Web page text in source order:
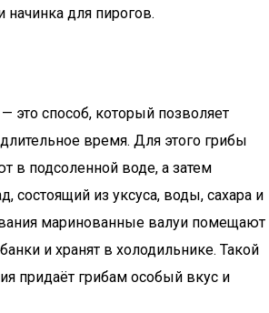
начинка для пирогов.
это способ, который позволяет
время. Для этого грибы
в подсоленной воде, а затем
состоящий из уксуса, воды, сахара и
маринованные валуи помещают
и хранят в холодильнике. Такой
придаёт грибам особый вкус и